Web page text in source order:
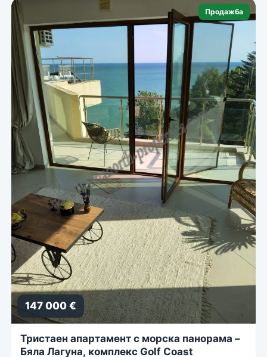
Продажба
147 000 €
Тристаен апартамент с морска панорама –
Бяла Лагуна, комплекс Golf Coast